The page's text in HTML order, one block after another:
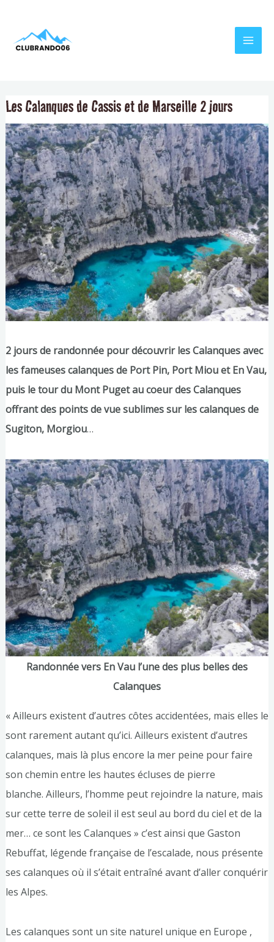
contenu
Les Calanques de Cassis et de Marseille 2 jours
2 jours de randonnée pour découvrir les Calanques avec
les fameuses calanques de Port Pin, Port Miou et En Vau,
puis le tour du Mont Puget au coeur des Calanques
offrant des points de vue sublimes sur les calanques de
Sugiton, Morgiou…
Randonnée vers En Vau l’une des plus belles des
Calanques
« Ailleurs existent d’autres côtes accidentées, mais elles le
sont rarement autant qu’ici. Ailleurs existent d’autres
calanques, mais là plus encore la mer peine pour faire
son chemin entre les hautes écluses de pierre
blanche. Ailleurs, l’homme peut rejoindre la nature, mais
sur cette terre de soleil il est seul au bord du ciel et de la
mer… ce sont les Calanques » c’est ainsi que Gaston
Rebuffat, légende française de l’escalade, nous présente
ses calanques où il s’était entraîné avant d’aller conquérir
les Alpes.
Les calanques sont un site naturel unique en Europe ,
de
l’article